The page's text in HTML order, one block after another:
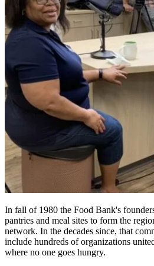
In fall of 1980 the Food Bank's
pantries and meal sites to form the
network. In the decades since, that
include hundreds of organizations
where no one goes hungry.